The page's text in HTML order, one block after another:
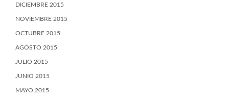
DICIEMBRE 2015
NOVIEMBRE 2015
OCTUBRE 2015
AGOSTO 2015
JULIO 2015
JUNIO 2015
MAYO 2015